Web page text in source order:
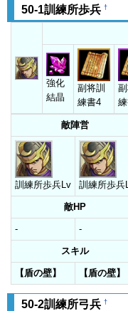
50-1訓練所歩兵 †
強化
結晶
副将訓
練書4
敵陣営
訓練所歩兵Lv 訓練所歩兵
敵HP
- -
スキル
【盾の壁】 【盾の壁】
50-2訓練所弓兵 †